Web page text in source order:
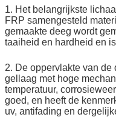
1. Het belangrijkste
FRP samengesteld
gemaakte deeg wordt
taaiheid en hardheid en
2. De oppervlakte van de
gellaag met hoge
temperatuur,
goed, en heeft de
uv, antifading en